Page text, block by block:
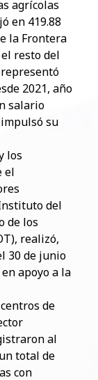
agrícolas
en 419.88
la Frontera
resto del
representó
2021, año
salario
su
los
el
del
de los
realizó,
30 de junio
apoyo a la
de
al
total de
con